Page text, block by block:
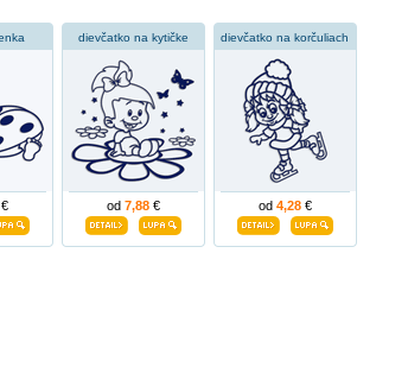
dievčatko na kytičke
od 7,88€
dievčatko na korčuliach
od 4,28€